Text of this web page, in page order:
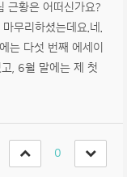
황은 어떠신가요?
무리하셨는데요.네.
는 다섯 번째 에세이
, 6월 말에는 제 첫
0